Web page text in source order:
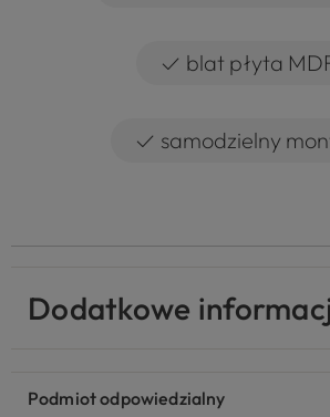
✓ blat płyta
✓ samodzielny
Dodatkowe
Podmiot odpowiedzialny